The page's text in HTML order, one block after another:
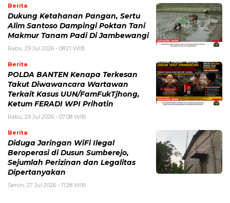
Berita
Dukung Ketahanan Pangan, Sertu
Alim Santoso Dampingi Poktan Tani
Makmur Tanam Padi Di Jambewangi
Rabu, 29 Jul 2026 - 08:21 WIB
Berita
POLDA BANTEN Kenapa Terkesan
Takut Diwawancara Wartawan
Terkait Kasus UUN/FamFukTjhong,
Ketum FERADI WPI Prihatin
Rabu, 29 Jul 2026 - 07:08 WIB
Berita
Diduga Jaringan WiFi Ilegal
Beroperasi di Dusun Sumberejo,
Sejumlah Perizinan dan Legalitas
Dipertanyakan
Senin, 27 Jul 2026 - 11:28 WIB